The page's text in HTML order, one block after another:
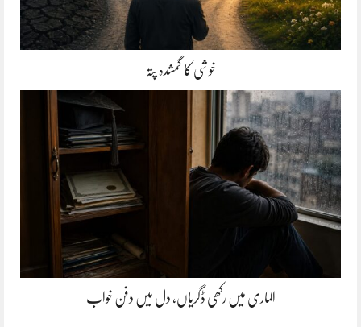
خوشی کا گمشدہ پتہ
الماری میں رکھی ڈگریاں، دل میں دفن خواب